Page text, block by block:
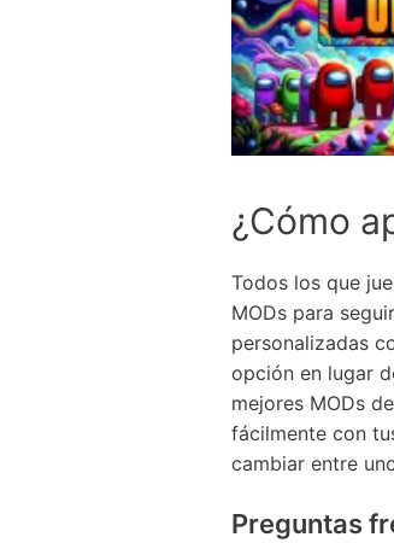
¿Cómo
Todos los que
MODs para
personalizadas
opción en lugar
mejores MODs
fácilmente con
cambiar entre
Preguntas